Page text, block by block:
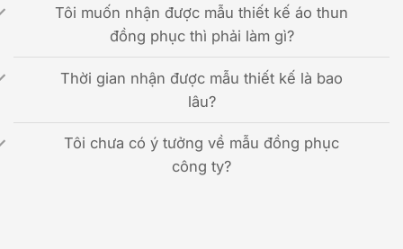
Tôi muốn nhận được mẫu thiết kế áo thun
đồng phục thì phải làm gì?
Thời gian nhận được mẫu thiết kế là bao
lâu?
Tôi chưa có ý tưởng về mẫu đồng phục
công ty?